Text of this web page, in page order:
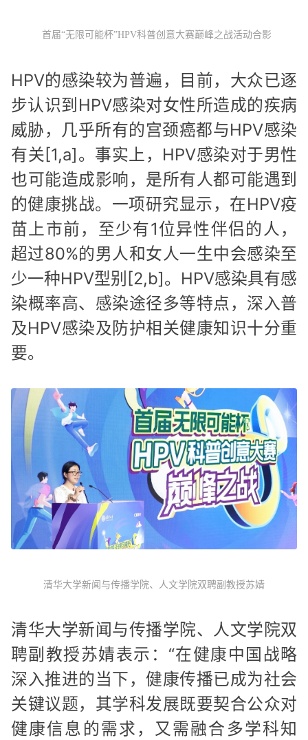
首届“无限可能杯”HPV科普创意大赛巅峰之战活动合影
HPV的感染较为普遍，目前，大众已逐
步认识到HPV感染对女性所造成的疾病
威胁，几乎所有的宫颈癌都与HPV感染
有关[1,a]。事实上，HPV感染对于男性
也可能造成影响，是所有人都可能遇到
的健康挑战。一项研究显示，在HPV疫
苗上市前，至少有1位异性伴侣的人，
超过80%的男人和女人一生中会感染至
少一种HPV型别[2,b]。HPV感染具有感
染概率高、感染途径多等特点，深入普
及HPV感染及防护相关健康知识十分重
要。
清华大学新闻与传播学院、人文学院双聘副教授苏婧
清华大学新闻与传播学院、人文学院双
聘副教授苏婧表示：“在健康中国战略
深入推进的当下，健康传播已成为社会
关键议题，其学科发展既要契合公众对
健康信息的需求，又需融合多学科知